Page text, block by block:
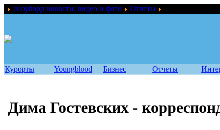
сноуборд новости, видео и фото Отчеты
Курорты Youngblood Бизнес Отчеты
Дима Гостевских -